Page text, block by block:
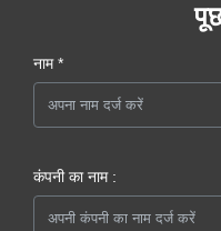
नाम *
कंपनी का नाम :